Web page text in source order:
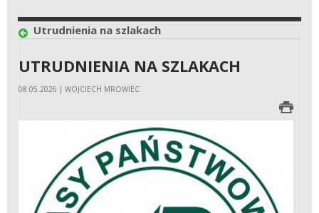
Utrudnienia na szlakach
UTRUDNIENIA NA SZLAKACH
08.05.2026 | WOJCIECH MROWIEC